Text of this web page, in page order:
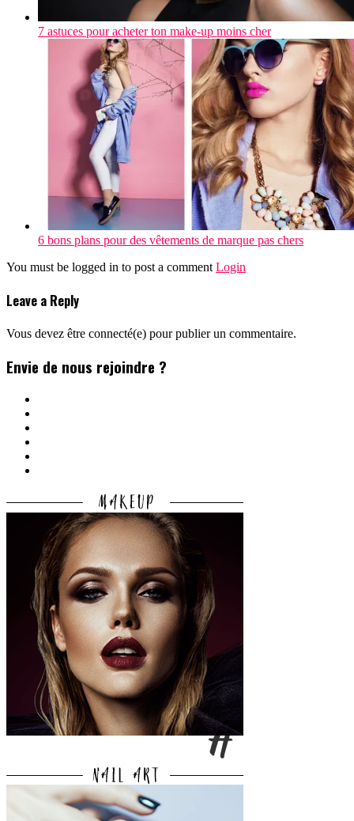
7 astuces pour acheter ton make-up moins cher
6 bons plans pour des vêtements de marque pas chers
You must be logged in to post a comment Login
Leave a Reply
Vous devez être connecté(e) pour publier un commentaire.
Envie de nous rejoindre ?